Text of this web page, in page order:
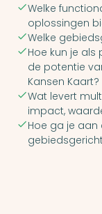
Welke
oplossingen
Welke
Hoe kun je als
de potentie
Kansen Kaart?
Wat levert
impact,
Hoe ga je